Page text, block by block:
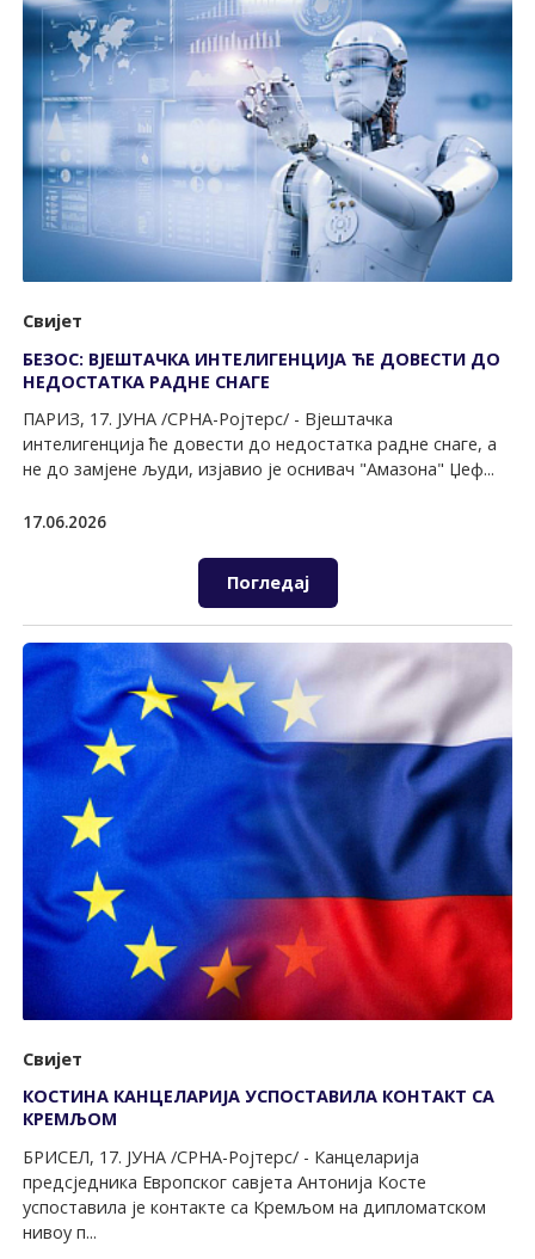
Свијет
БЕЗОС: ВЈЕШТАЧКА ИНТЕЛИГЕНЦИЈА ЋЕ ДОВЕСТИ ДО
НЕДОСТАТКА РАДНЕ СНАГЕ
ПАРИЗ, 17. ЈУНА /СРНА-Ројтерс/ - Вјештачка
интелигенција ће довести до недостатка радне снаге, а
не до замјене људи, изјавио је оснивач "Амазона" Џеф...
17.06.2026
Погледај
Свијет
КОСТИНА КАНЦЕЛАРИЈА УСПОСТАВИЛА КОНТАКТ СА
КРЕМЉОМ
БРИСЕЛ, 17. ЈУНА /СРНА-Ројтерс/ - Канцеларија
предсједника Европског савјета Антонија Косте
успоставила је контакте са Кремљом на дипломатском
нивоу п...